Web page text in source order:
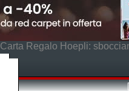
Carta Regalo Hoepli:
[